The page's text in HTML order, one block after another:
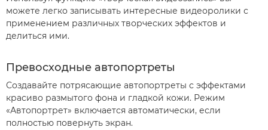
можете легко записывать интересные видеоролики с
применением различных творческих эффектов и
делиться ими.
Превосходные автопортреты
Создавайте потрясающие автопортреты с эффектами
красиво размытого фона и гладкой кожи. Режим
«Автопортрет» включается автоматически, если
полностью повернуть экран.